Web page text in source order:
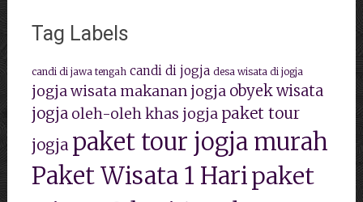
Tag Labels
candi di jawa tengah candi di jogja desa wisata di jogja
jogja wisata makanan jogja obyek wisata
jogja oleh-oleh khas jogja paket tour
jogja paket tour jogja murah
Paket Wisata 1 Haripaket